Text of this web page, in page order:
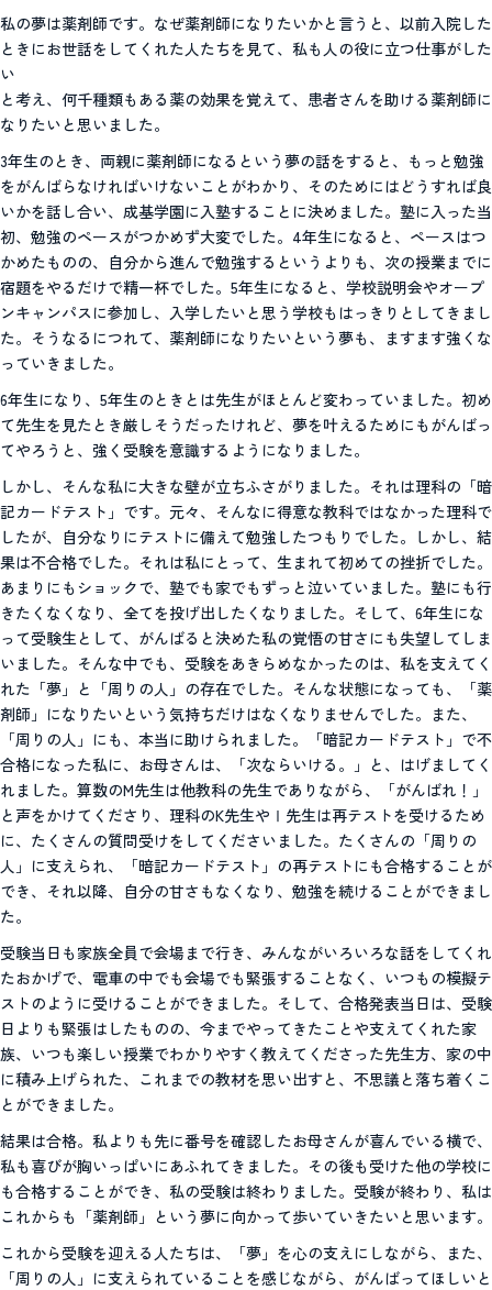
私の夢は薬剤師です。なぜ薬剤師になりたいかと言うと、以前入院した
ときにお世話をしてくれた人たちを見て、私も人の役に立つ仕事がした
い
と考え、何千種類もある薬の効果を覚えて、患者さんを助ける薬剤師に
なりたいと思いました。
3年生のとき、両親に薬剤師になるという夢の話をすると、もっと勉強
をがんばらなければいけないことがわかり、そのためにはどうすれば良
いかを話し合い、成基学園に入塾することに決めました。塾に入った当
初、勉強のペースがつかめず大変でした。4年生になると、ペースはつ
かめたものの、自分から進んで勉強するというよりも、次の授業までに
宿題をやるだけで精一杯でした。5年生になると、学校説明会やオープ
ンキャンパスに参加し、入学したいと思う学校もはっきりとしてきまし
た。そうなるにつれて、薬剤師になりたいという夢も、ますます強くな
っていきました。
6年生になり、5年生のときとは先生がほとんど変わっていました。初め
て先生を見たとき厳しそうだったけれど、夢を叶えるためにもがんばっ
てやろうと、強く受験を意識するようになりました。
しかし、そんな私に大きな壁が立ちふさがりました。それは理科の「暗
記カードテスト」です。元々、そんなに得意な教科ではなかった理科で
したが、自分なりにテストに備えて勉強したつもりでした。しかし、結
果は不合格でした。それは私にとって、生まれて初めての挫折でした。
あまりにもショックで、塾でも家でもずっと泣いていました。塾にも行
きたくなくなり、全てを投げ出したくなりました。そして、6年生にな
って受験生として、がんばると決めた私の覚悟の甘さにも失望してしま
いました。そんな中でも、受験をあきらめなかったのは、私を支えてく
れた「夢」と「周りの人」の存在でした。そんな状態になっても、「薬
剤師」になりたいという気持ちだけはなくなりませんでした。また、
「周りの人」にも、本当に助けられました。「暗記カードテスト」で不
合格になった私に、お母さんは、「次ならいける。」と、はげましてく
れました。算数のM先生は他教科の先生でありながら、「がんばれ！」
と声をかけてくださり、理科のK先生やⅠ先生は再テストを受けるため
に、たくさんの質問受けをしてくださいました。たくさんの「周りの
人」に支えられ、「暗記カードテスト」の再テストにも合格することが
でき、それ以降、自分の甘さもなくなり、勉強を続けることができまし
た。
受験当日も家族全員で会場まで行き、みんながいろいろな話をしてくれ
たおかげで、電車の中でも会場でも緊張することなく、いつもの模擬テ
ストのように受けることができました。そして、合格発表当日は、受験
日よりも緊張はしたものの、今までやってきたことや支えてくれた家
族、いつも楽しい授業でわかりやすく教えてくださった先生方、家の中
に積み上げられた、これまでの教材を思い出すと、不思議と落ち着くこ
とができました。
結果は合格。私よりも先に番号を確認したお母さんが喜んでいる横で、
私も喜びが胸いっぱいにあふれてきました。その後も受けた他の学校に
も合格することができ、私の受験は終わりました。受験が終わり、私は
これからも「薬剤師」という夢に向かって歩いていきたいと思います。
これから受験を迎える人たちは、「夢」を心の支えにしながら、また、
「周りの人」に支えられていることを感じながら、がんばってほしいと